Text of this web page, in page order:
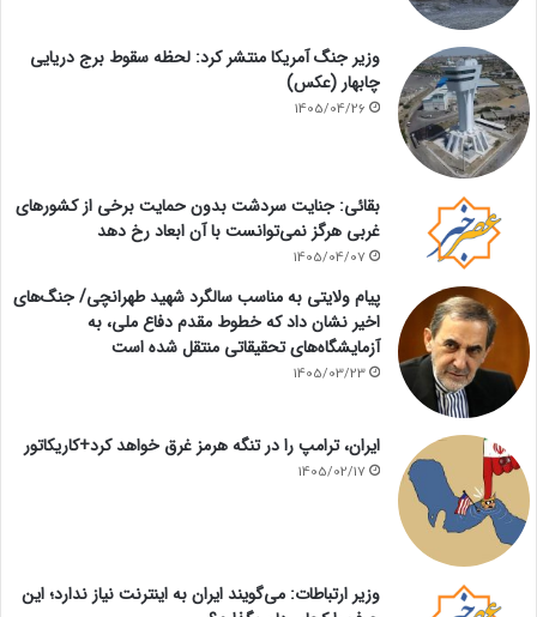
وزیر جنگ آمریکا منتشر کرد: لحظه سقوط برج دریایی
چابهار (عکس)
1405/04/26
بقائی: جنایت سردشت بدون حمایت برخی از کشورهای
غربی هرگز نمی‌توانست با آن ابعاد رخ دهد
1405/04/07
پیام ولایتی به مناسب سالگرد شهید طهرانچی/ جنگ‌های
اخیر نشان داد که خطوط مقدم دفاع ملی، به
آزمایشگاه‌های تحقیقاتی منتقل شده است
1405/03/23
ایران، ترامپ را در تنگه هرمز غرق خواهد کرد+کاریکاتور
1405/02/17
وزیر ارتباطات: می‌گویند ایران به اینترنت نیاز ندارد؛ این